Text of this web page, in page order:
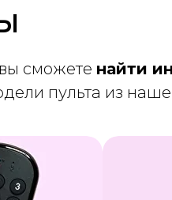
сможете найти
пульта из